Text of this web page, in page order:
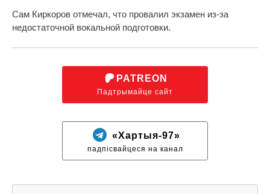
Сам Киркоров отмечал, что провалил экзамен из-за
недостаточной вокальной подготовки.
PATREON
Падтрымайце сайт
«Хартыя-97»
падпісвайцеся на канал